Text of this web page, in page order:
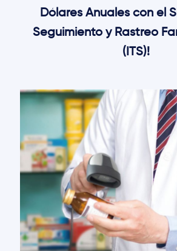
Dólares Anuales con el
Seguimiento y Rastreo
(ITS)!